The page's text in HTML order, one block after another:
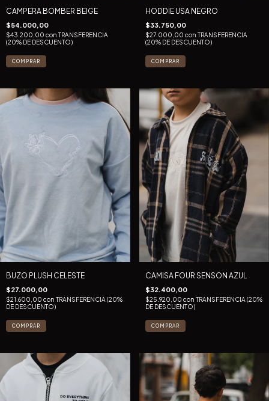
CAMPERA BOMBER BEIGE
$54.000,00
$43.200,00 con TRANSFERENCIA
(20% DE DESCUENTO)
COMPRAR
HODDIE USA NEGRO
$33.750,00
$27.000,00 con TRANSFERENCIA
(20% DE DESCUENTO)
COMPRAR
BUZO PLUSH CELESTE
$27.000,00
$21.600,00 con TRANSFERENCIA (20%
DE DESCUENTO)
COMPRAR
CAMISA FOUR SENSON AZUL
$32.400,00
$25.920,00 con TRANSFERENCIA (20%
DE DESCUENTO)
COMPRAR